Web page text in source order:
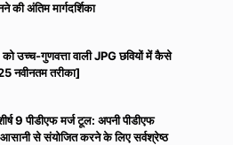
की अंतिम मार्गदर्शिका
उच्च-गुणवत्ता वाली JPG छवियों में कैसे
नवीनतम तरीका]
9 पीडीएफ मर्ज टूल: अपनी पीडीएफ
से संयोजित करने के लिए सर्वश्रेष्ठ